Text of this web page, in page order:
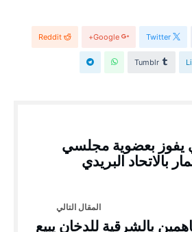
Twitter
Google+
Reddit
Tumblr
يفوز بعضوية مجلسي
بالاتحاد البريدي
بالشرقية للدخان يبيع